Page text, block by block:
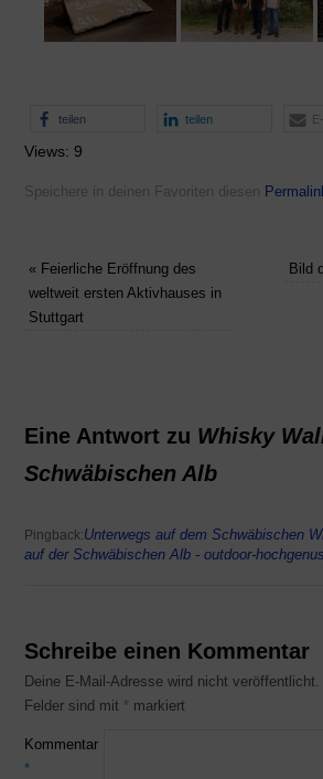
teilen teilen
Views: 9
Speichere in deinen Favoriten diesen
«Feierliche Eröffnung des
weltweit ersten Aktivhauses in
Stuttgart
Bild
Eine Antwort zu Whisky
Schwäbischen Alb
Pingback:Unterwegs auf dem Schwäbischen
auf der Schwäbischen Alb - outdoor-
Schreibe einen Kommentar
Deine E-Mail-Adresse wird nicht veröffentlicht.
Felder sind mit * markiert
Kommentar
*